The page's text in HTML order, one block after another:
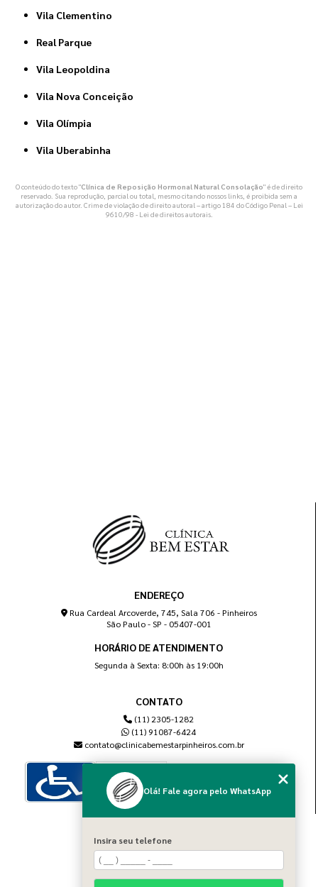
Vila Clementino
Real Parque
Vila Leopoldina
Vila Nova Conceição
Vila Olímpia
Vila Uberabinha
O conteúdo do texto "Clínica de Reposição Hormonal Natural Consolação" é de direito
reservado. Sua reprodução, parcial ou total, mesmo citando nossos links, é proibida sem a
autorização do autor. Crime de violação de direito autoral – artigo 184 do Código Penal – Lei
9610/98 - Lei de direitos autorais.
ENDEREÇO
Rua Cardeal Arcoverde, 745, Sala 706 - Pinheiros
São Paulo - SP - 05407-001
HORÁRIO DE ATENDIMENTO
Segunda à Sexta: 8:00h às 19:00h
CONTATO
(11) 2305-1282
(11) 91087-6424
contato@clinicabemestarpinheiros.com.br
Home
Sobre nós
Blog
Olá! Fale agora pelo WhatsApp
Insira seu telefone